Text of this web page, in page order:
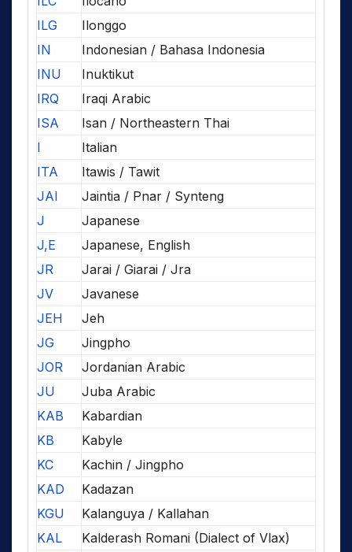
ILG
Ilonggo
IN
Indonesian / Bahasa Indonesia
INU
Inuktikut
IRQ
Iraqi Arabic
ISA
Isan / Northeastern Thai
I
Italian
ITA
Itawis / Tawit
JAI
Jaintia / Pnar / Synteng
J
Japanese
J,E
Japanese, English
JR
Jarai / Giarai / Jra
JV
Javanese
JEH
Jeh
JG
Jingpho
JOR
Jordanian Arabic
JU
Juba Arabic
KAB
Kabardian
KB
Kabyle
KC
Kachin / Jingpho
KAD
Kadazan
KGU
Kalanguya / Kallahan
KAL
Kalderash Romani (Dialect of Vlax)